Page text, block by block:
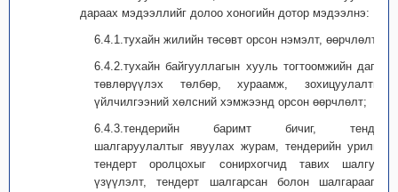
дараах мэдээллийг долоо хоногийн дотор мэдээлнэ:
6.4.1.тухайн жилийн төсөвт орсон нэмэлт, өөрчлөлт;
6.4.2.тухайн байгууллагын хууль тогтоомжийн дагуу
төвлөрүүлэх төлбөр, хураамж, зохицуулалтын
үйлчилгээний хөлсний хэмжээнд орсон өөрчлөлт;
6.4.3.тендерийн баримт бичиг, тендер
шалгаруулалтыг явуулах журам, тендерийн урилга,
тендерт оролцохыг сонирхогчид тавих шалгуур
үзүүлэлт, тендерт шалгарсан болон шалгараагүй